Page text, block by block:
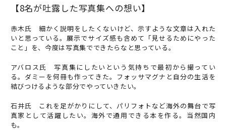
【8名が吐露した写真集への想い】
赤木氏 細かく説明をしたくないけど、示すような文章は入れた
いと思っている。展示でサイズ感も含めて「見せるためにやった
こと」を、今度は写真集でできたらなと思っている。
アバロス氏 写真集にしたいという気持ちで最初から撮ってい
る。ダミーを何冊も作ってきた。フォッサマグナと自分の生活を
結びつけるような部分でやっていきたい。
石井氏 これを足がかりにして、パリフォトなど海外の舞台で写
真家として活躍したい。海外で通用できる本を作る。当然国内
も。